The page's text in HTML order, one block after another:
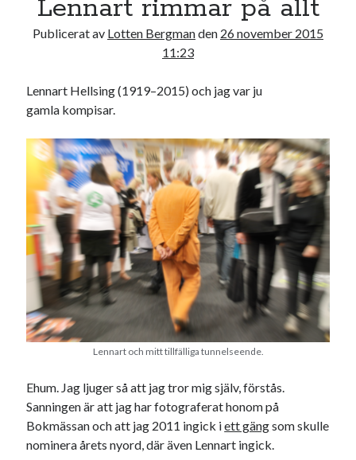
17 18 19 20 21 22 23
29
Sök
Kategorier
Kategorier
#blogg100 allmänbildning
barnen basket bil corona
Lennart rimmar på allt
Publicerat av Lotten Bergmanden 26 november 2015
11:23
Lennart Hellsing (1919–2015) och jag var ju
gamla kompisar.
Lennart och mitt tillfälliga tunnelseende.
Ehum. Jag ljuger så att jag tror mig själv, förstås.
Sanningen är att jag har fotograferat honom på
Bokmässan och att jag 2011 ingick iett gängsom skulle
nominera årets nyord, där även Lennart ingick.